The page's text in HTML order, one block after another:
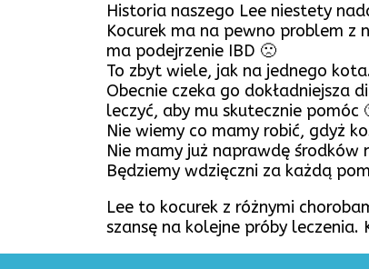
Historia naszego Lee niestety
Kocurek ma na pewno problem
ma podejrzenie IBD 🙁
To zbyt wiele, jak na jednego
Obecnie czeka go dokładniejsza
leczyć, aby mu skutecznie pomóc
Nie wiemy co mamy robić, gdyż
Nie mamy już naprawdę
Będziemy wdzięczni za każdą
Lee to kocurek z różnymi
szansę na kolejne próby leczenia.